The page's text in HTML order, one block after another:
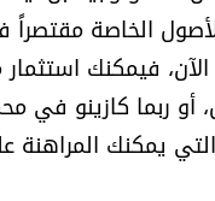
الخاصة
فيمكنك
ربما كازينو في
يمكنك